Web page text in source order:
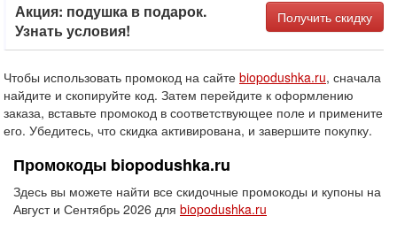
Акция: подушка в подарок.
Узнать условия!
Получить скидку
Чтобы использовать промокод на сайте biopodushka.ru, сначала
найдите и скопируйте код. Затем перейдите к оформлению
заказа, вставьте промокод в соответствующее поле и примените
его. Убедитесь, что скидка активирована, и завершите покупку.
Промокоды biopodushka.ru
Здесь вы можете найти все скидочные промокоды и купоны на
Август и Сентябрь 2026 для biopodushka.ru